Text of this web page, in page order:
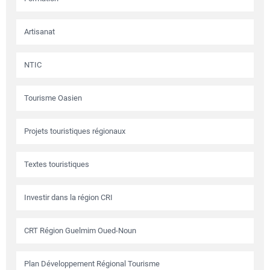
Artisanat
NTIC
Tourisme Oasien
Projets touristiques régionaux
Textes touristiques
Investir dans la région CRI
CRT Région Guelmim Oued-Noun
Plan Développement Régional Tourisme